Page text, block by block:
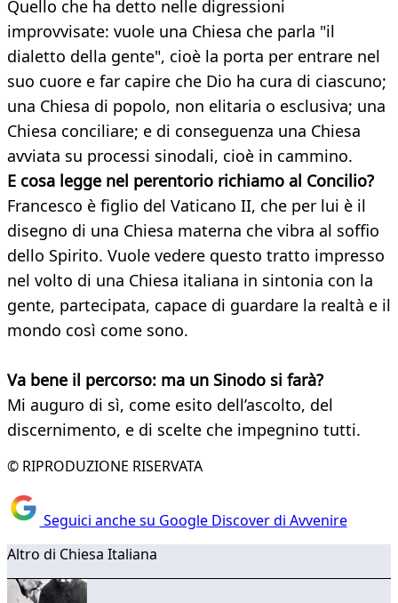
Quello che ha detto nelle digressioni
improvvisate: vuole una Chiesa che parla "il
dialetto della gente", cioè la porta per entrare nel
suo cuore e far capire che Dio ha cura di ciascuno;
una Chiesa di popolo, non elitaria o esclusiva; una
Chiesa conciliare; e di conseguenza una Chiesa
avviata su processi sinodali, cioè in cammino.
E cosa legge nel perentorio richiamo al Concilio?
Francesco è figlio del Vaticano II, che per lui è il
disegno di una Chiesa materna che vibra al soffio
dello Spirito. Vuole vedere questo tratto impresso
nel volto di una Chiesa italiana in sintonia con la
gente, partecipata, capace di guardare la realtà e il
mondo così come sono.
Va bene il percorso: ma un Sinodo si farà?
Mi auguro di sì, come esito dell’ascolto, del
discernimento, e di scelte che impegnino tutti.
© RIPRODUZIONE RISERVATA
Seguici anche su Google Discover di Avvenire
Altro di Chiesa Italiana